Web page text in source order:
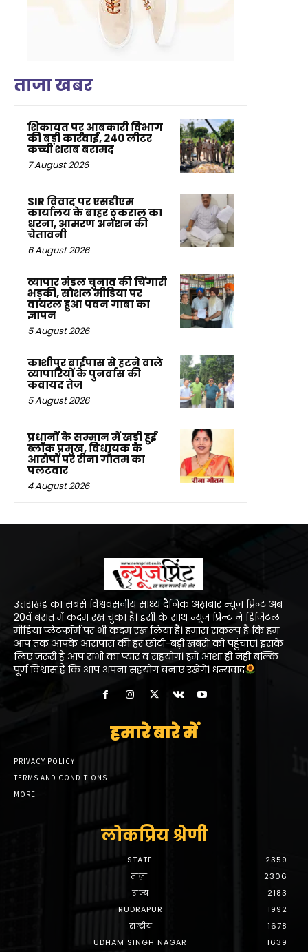
ताजा खबर
शिकायत पर आबकारी विभाग
की बड़ी कार्रवाई, 240 लीटर
कच्ची शराब बरामद
7 August 2026
SIR विवाद पर एसडीएम
कार्यालय के बाहर ठुकराल का
धरना, आमरण अनशन की
चेतावनी
6 August 2026
व्यापार मंडल चुनाव की चिंगारी
भड़की, सोशल मीडिया पर
वायरल हुआ पवन गाबा का
ज्ञापन
5 August 2026
काशीपुर बाईपास से हटने वाले
व्यापारियों के पुनर्वास की
कवायद तेज
5 August 2026
प्रधानों के सम्मान में खड़ी हुई
ब्लॉक प्रमुख, विधायक के
आरोपों पर रीना गौतम का
पलटवार
4 August 2026
उत्तराखंड का सबसे विश्ववसनीय सांध्य दैनिक अख़बार न्यूज प्रिन्ट अब
20वें बसंत में कदम रख चुका है। इसी के साथ न्यूज प्रिन्ट ने डिजिटल
मीडिया प्लेटफॉर्म पर भी कदम रख लिया है। हमारा संकल्प है कि हम
आप तक आपके आसपास की हर छोटी-बड़ी खबरों को पहुंचाएं। इसके
लिए जरूरी है आप सभी का प्यार व सहयोग। हमें आशा ही नहीं बल्कि
पूर्ण विश्वास है कि आप अपना सहयोग बनाएं रखेंगे। धन्यवाद
हमारे बारे में
PRIVACY POLICY
TERMS AND CONDITIONS
MORE
लोकप्रिय श्रेणी
STATE
2359
ताज़ा
2306
राज्य
2183
RUDRAPUR
1992
राष्ट्रीय
1678
UDHAM SINGH NAGAR
1639